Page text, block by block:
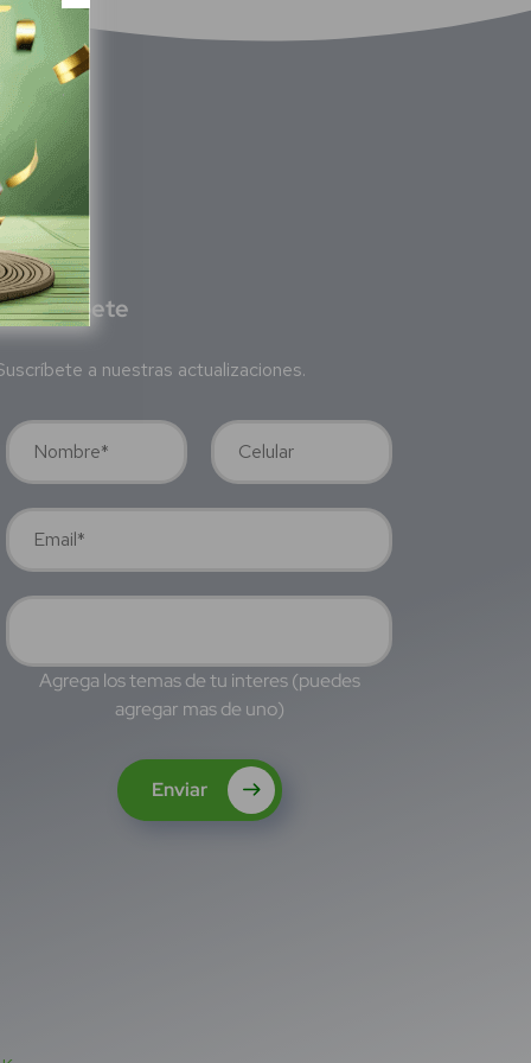
ubscríbete
a nuestras actualizaciones.
Agrega los temas de tu interes (puedes
agregar mas de uno)
Enviar